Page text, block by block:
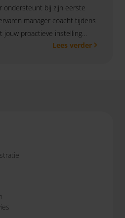
ondersteunt bij zijn eerste
manager coacht tijdens
jouw proactieve instelling
HR-team en help je
Lees verder